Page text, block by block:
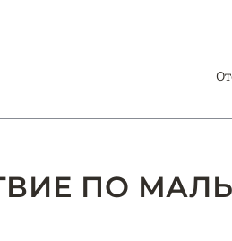
ПО